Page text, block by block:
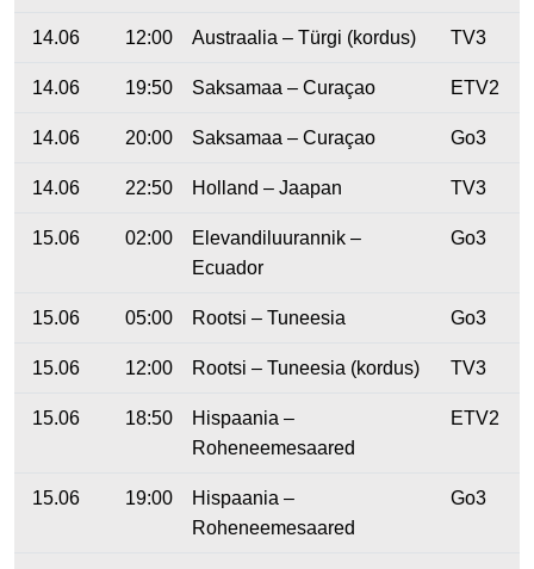
14.06 12:00 Austraalia – Türgi (kordus) TV3
14.06 19:50 Saksamaa – Curaçao ETV2
14.06 20:00 Saksamaa – Curaçao Go3
14.06 22:50 Holland – Jaapan TV3
15.06 02:00
Elevandiluurannik –
Ecuador
Go3
15.06 05:00 Rootsi – Tuneesia Go3
15.06 12:00 Rootsi – Tuneesia (kordus) TV3
15.06 18:50
Hispaania –
Roheneemesaared
ETV2
15.06 19:00
Hispaania –
Roheneemesaared
Go3